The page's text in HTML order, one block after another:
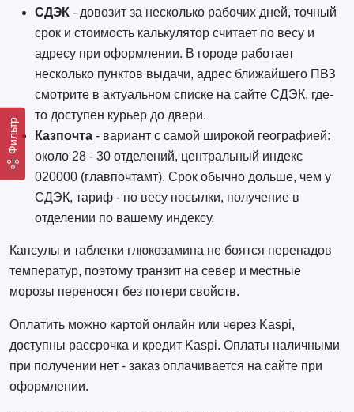
Фильтр
СДЭК- довозит за несколько рабочих дней, точный
срок и стоимость калькулятор считает по весу и
адресу при оформлении. В городе работает
несколько пунктов выдачи, адрес ближайшего ПВЗ
смотрите в актуальном списке на сайте СДЭК, где-
то доступен курьер до двери.
Казпочта- вариант с самой широкой географией:
около 28 - 30 отделений, центральный индекс
020000 (главпочтамт). Срок обычно дольше, чем у
СДЭК, тариф - по весу посылки, получение в
отделении по вашему индексу.
Капсулы и таблетки глюкозамина не боятся перепадов
температур, поэтому транзит на север и местные
морозы переносят без потери свойств.
Оплатить можно картой онлайн или через Kaspi,
доступны рассрочка и кредит Kaspi. Оплаты наличными
при получении нет - заказ оплачивается на сайте при
оформлении.